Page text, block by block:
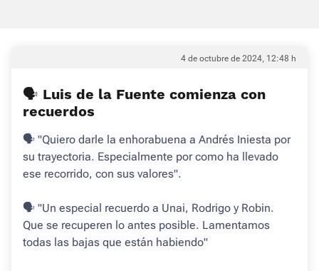
4 de octubre de 2024, 12:48 h
🗣 Luis de la Fuente comienza con
recuerdos
🗣 "Quiero darle la enhorabuena a Andrés Iniesta por
su trayectoria. Especialmente por como ha llevado
ese recorrido, con sus valores".
🗣 "Un especial recuerdo a Unai, Rodrigo y Robin.
Que se recuperen lo antes posible. Lamentamos
todas las bajas que están habiendo"